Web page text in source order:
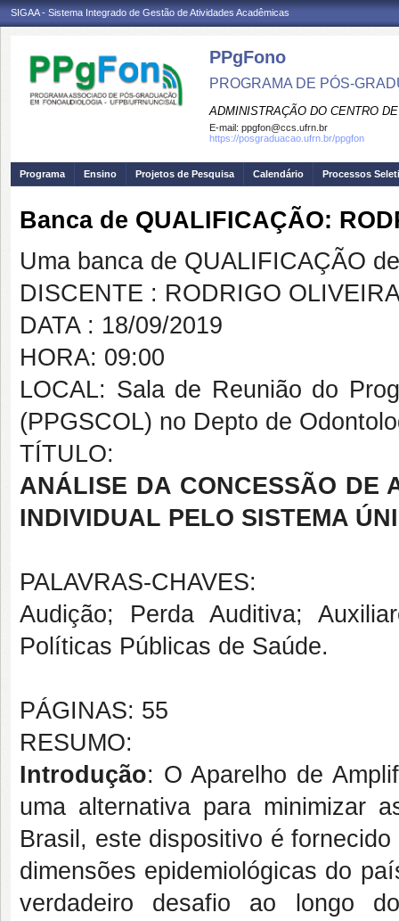
SIGAA - Sistema Integrado de Gestão de Atividades Acadêmicas
PPgFono
PROGRAMA DE PÓS-
ADMINISTRAÇÃO DO CENTRO
E-mail: ppgfon@ccs.ufrn.br
https://posgraduacao.ufrn.br/ppgfon
Programa Ensino Projetos de Pesquisa Calendário Processos
Banca de QUALIFICAÇÃO:
Uma banca de QUALIFICAÇÃO
DISCENTE : RODRIGO
DATA : 18/09/2019
HORA: 09:00
LOCAL: Sala de Reunião do
(PPGSCOL) no Depto de
TÍTULO:
ANÁLISE DA CONCESSÃO DE
INDIVIDUAL PELO SISTEMA
PALAVRAS-CHAVES:
Audição; Perda Auditiva;
Políticas Públicas de Saúde.
PÁGINAS: 55
RESUMO:
Introdução: O Aparelho de
uma alternativa para minimizar
Brasil, este dispositivo é
dimensões epidemiológicas do
verdadeiro desafio ao longo